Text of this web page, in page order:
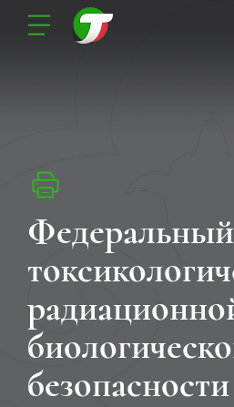
безопасности